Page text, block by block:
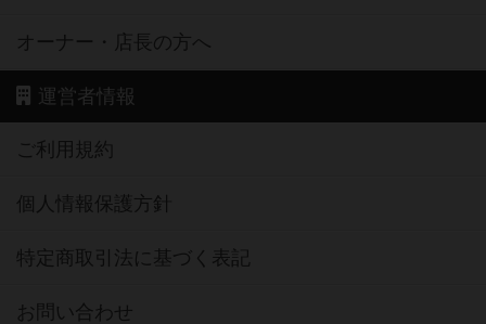
オーナー・店長の方へ
運営者情報
ご利用規約
個人情報保護方針
特定商取引法に基づく表記
お問い合わせ